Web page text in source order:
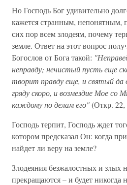
Но Господь Бог удивительно
кажется странным, непонятным,
сих пор всем злодеям, почему
земле. Ответ на этот вопрос
Богослов от Бога такой:
неправду; нечистый пусть еще
творит правду еще, и святый да
гряду скоро, и возмездие Мое
каждому по делам его"(Откр. 22,
Господь терпит, Господь ждет
котором предсказал Он: когда
найдет ли веру на земле?
Злодеяния безжалостных и злых
прекращаются – и будет